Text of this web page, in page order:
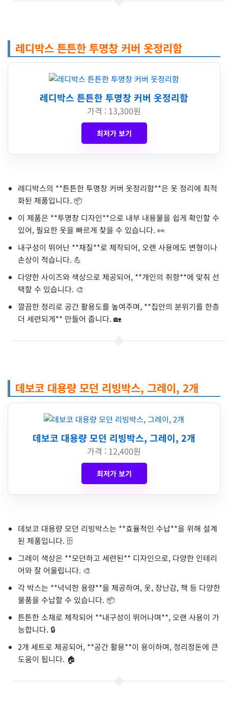
레디박스 튼튼한 투명창 커버 옷정리함
레디박스 튼튼한 투명창 커버 옷정리함
가격 : 13,300원
최저가 보기
레디박스의 **튼튼한 투명창 커버 옷정리함**은 옷 정리에 최적
화된 제품입니다. 📦
이 제품은 **투명창 디자인**으로 내부 내용물을 쉽게 확인할 수
있어, 필요한 옷을 빠르게 찾을 수 있습니다. 👀
내구성이 뛰어난 **재질**로 제작되어, 오랜 사용에도 변형이나
손상이 적습니다. 💪
다양한 사이즈와 색상으로 제공되어, **개인의 취향**에 맞춰 선
택할 수 있습니다. 🎨
깔끔한 정리로 공간 활용도를 높여주며, **집안의 분위기를 한층
더 세련되게** 만들어 줍니다. 🏡
데보코 대용량 모던 리빙박스, 그레이, 2개
데보코 대용량 모던 리빙박스, 그레이, 2개
가격 : 12,400원
최저가 보기
데보코 대용량 모던 리빙박스는 **효율적인 수납**을 위해 설계
된 제품입니다. 🗄️
그레이 색상은 **모던하고 세련된** 디자인으로, 다양한 인테리
어와 잘 어울립니다. 🎨
각 박스는 **넉넉한 용량**을 제공하여, 옷, 장난감, 책 등 다양한
물품을 수납할 수 있습니다. 📦
튼튼한 소재로 제작되어 **내구성이 뛰어나며**, 오랜 사용이 가
능합니다. 🔒
2개 세트로 제공되어, **공간 활용**이 용이하며, 정리정돈에 큰
도움이 됩니다. 🏠